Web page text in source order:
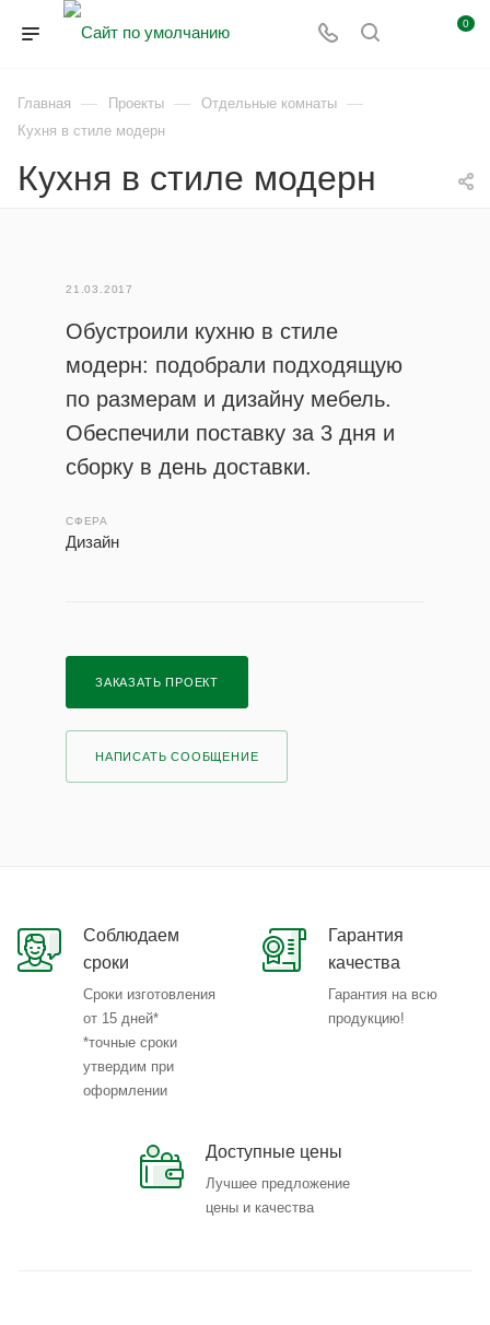
0
Главная — Проекты — Отдельные комнаты —
Кухня в стиле модерн
Кухня в стиле модерн
21.03.2017
Обустроили кухню в стиле
модерн: подобрали подходящую
по размерам и дизайну мебель.
Обеспечили поставку за 3 дня и
сборку в день доставки.
СФЕРА
Дизайн
ЗАКАЗАТЬ ПРОЕКТ
НАПИСАТЬ СООБЩЕНИЕ
Соблюдаем
сроки
Сроки изготовления
от 15 дней*
*точные сроки
утвердим при
оформлении
Гарантия
качества
Гарантия на всю
продукцию!
Доступные цены
Лучшее предложение
цены и качества